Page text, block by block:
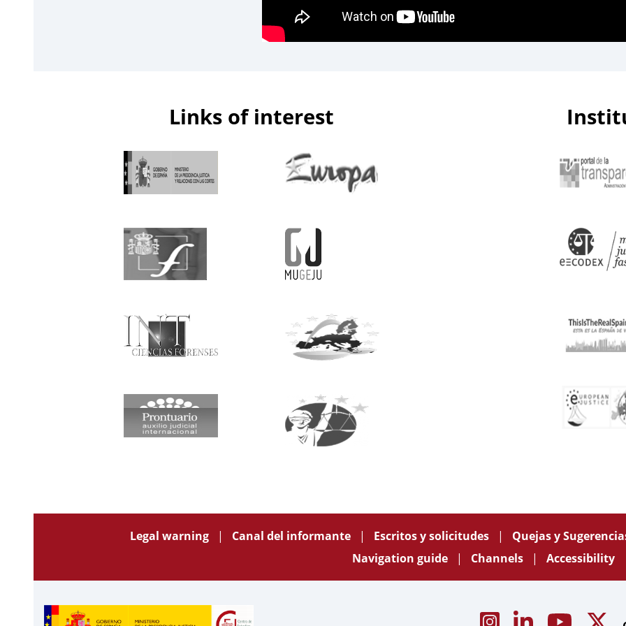
Links of interest
Legal warning Canal del informante Escritos y solicitudes Quejas y
Navigation guide
Channels Accessibility